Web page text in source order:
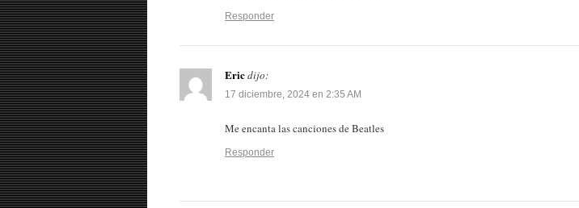
Responder
Ericdijo:
17 diciembre, 2024 en 2:35 AM
Me encanta las canciones de Beatles
Responder